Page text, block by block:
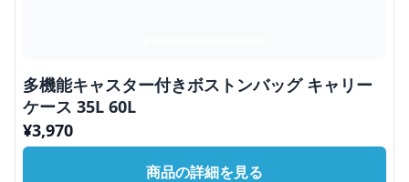
多機能キャスター付きボストンバッグ キャリー
ケース 35L 60L
¥3,970
商品の詳細を見る